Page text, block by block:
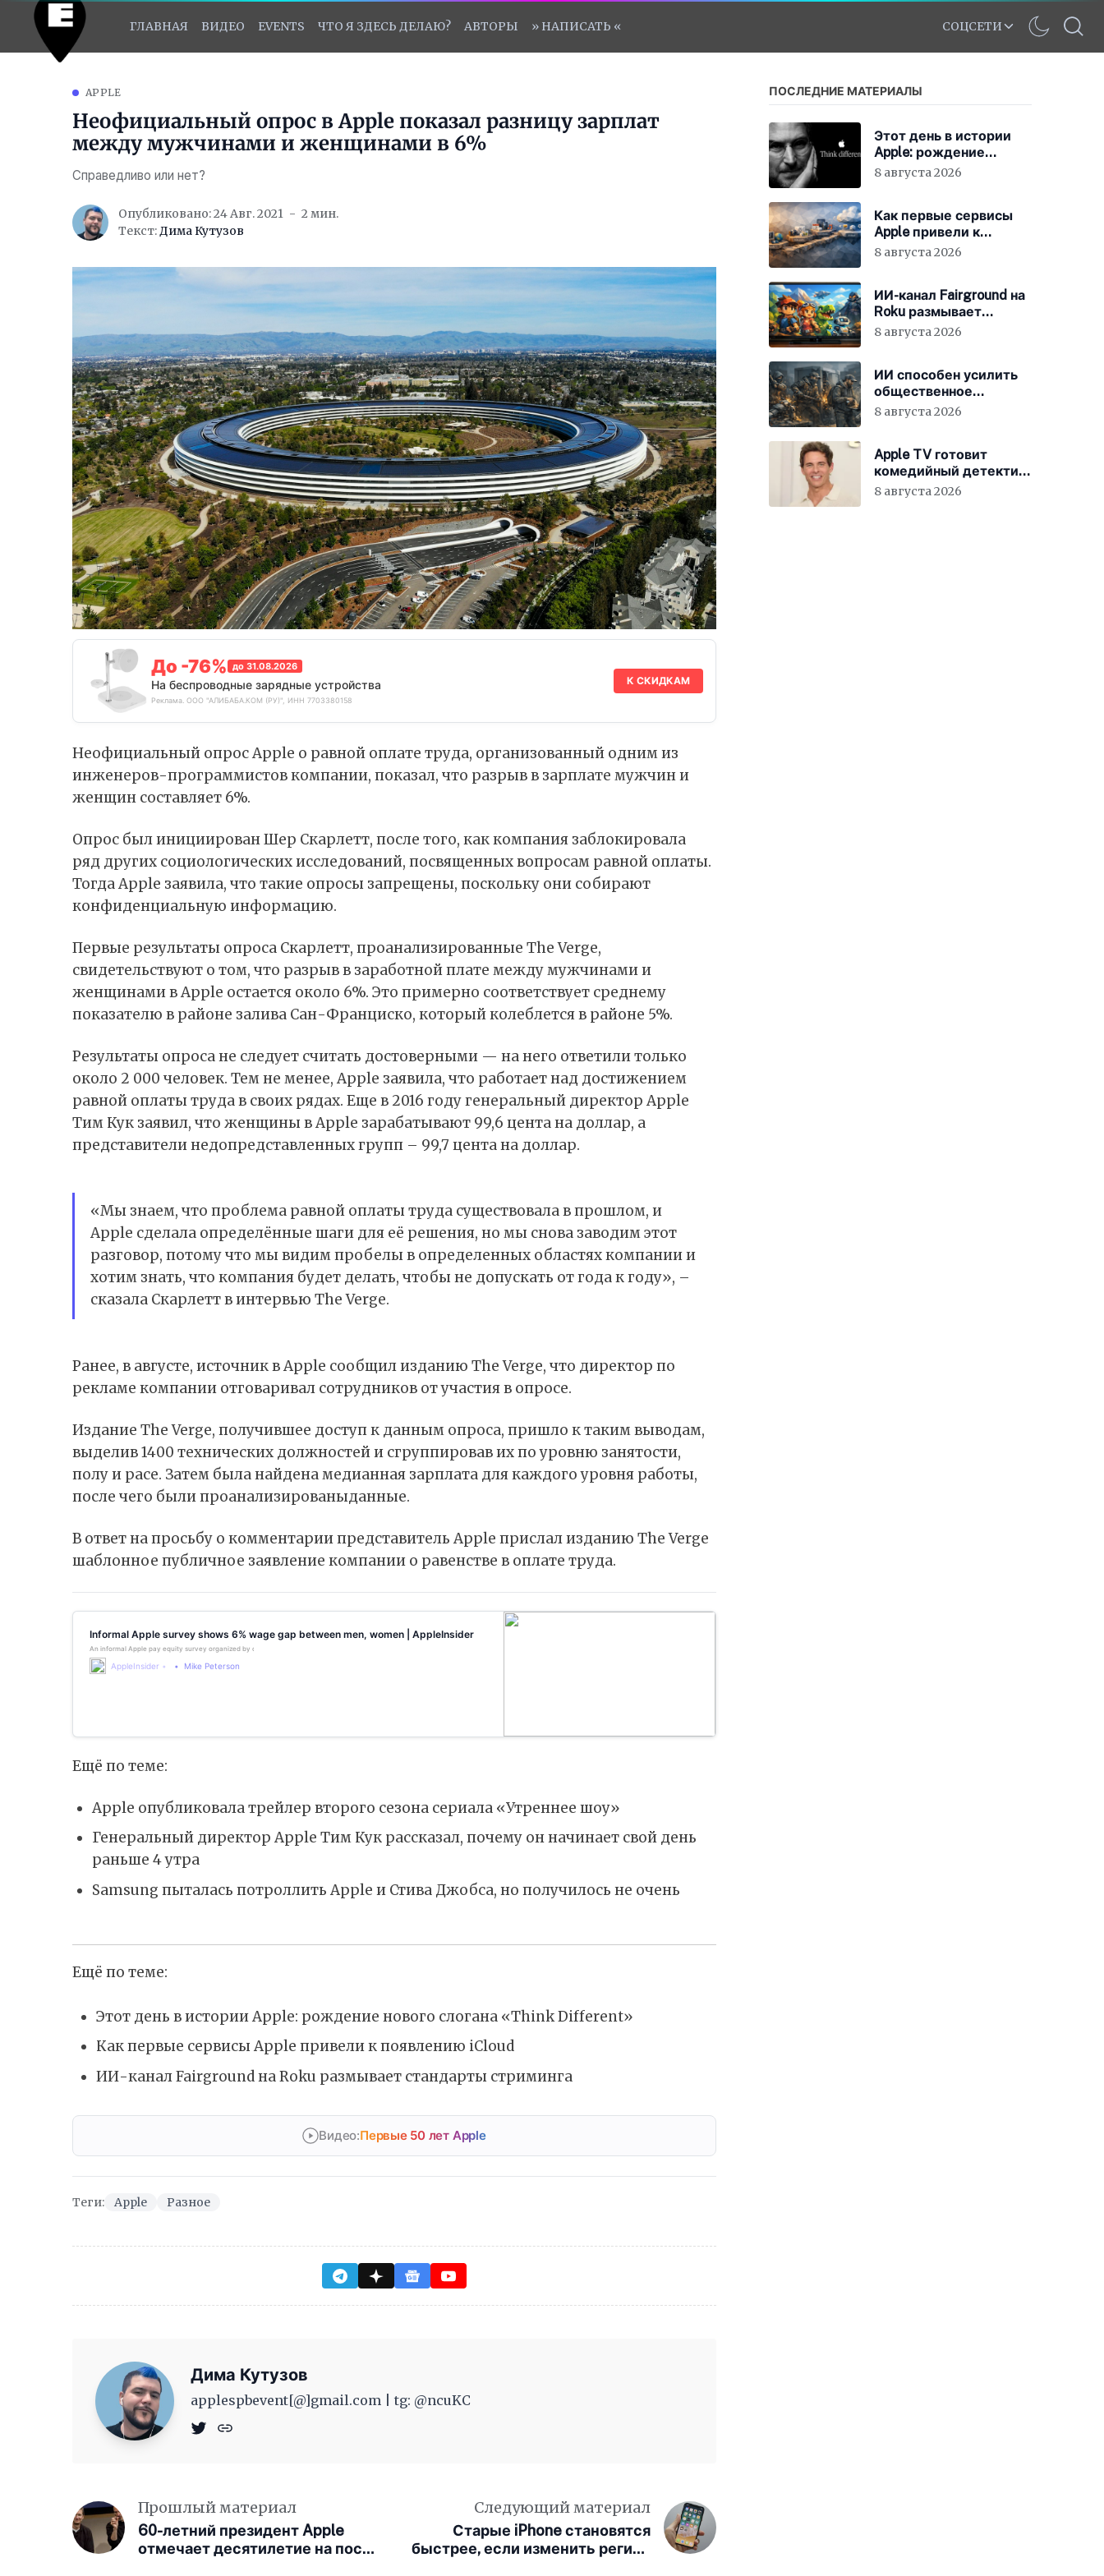
ГЛАВНАЯ ВИДЕО EVENTS ЧТО Я ЗДЕСЬ ДЕЛАЮ? АВТОРЫ » НАПИСАТЬ « СОЦСЕТИ
APPLE
Неофициальный опрос в Apple показал разницу зарплат
между мужчинами и женщинами в 6%
Справедливо или нет?
Опубликовано: 24 Авг. 2021
2 мин.
Текст:Дима Кутузов
До -76% до 31.08.2026
На беспроводные зарядные устройства
Реклама. ООО "АЛИБАБА.КОМ (РУ)", ИНН 7703380158
К СКИДКАМ
Неофициальный опрос Apple о равной оплате труда, организованный одним из
инженеров-программистов компании, показал, что разрыв в зарплате мужчин и
женщин составляет 6%.
Опрос был инициирован Шер Скарлетт, после того, как компания заблокировала
ряд других социологических исследований, посвященных вопросам равной оплаты.
Тогда Apple заявила, что такие опросы запрещены, поскольку они собирают
конфиденциальную информацию.
Первые результаты опроса Скарлетт, проанализированные The Verge,
свидетельствуют о том, что разрыв в заработной плате между мужчинами и
женщинами в Apple остается около 6%. Это примерно соответствует среднему
показателю в районе залива Сан-Франциско, который колеблется в районе 5%.
Результаты опроса не следует считать достоверными — на него ответили только
около 2 000 человек. Тем не менее, Apple заявила, что работает над достижением
равной оплаты труда в своих рядах. Еще в 2016 году генеральный директор Apple
Тим Кук заявил, что женщины в Apple зарабатывают 99,6 цента на доллар, а
представители недопредставленных групп – 99,7 цента на доллар.
«Мы знаем, что проблема равной оплаты труда существовала в прошлом, и
Apple сделала определённые шаги для её решения, но мы снова заводим этот
разговор, потому что мы видим пробелы в определенных областях компании и
хотим знать, что компания будет делать, чтобы не допускать от года к году», –
сказала Скарлетт в интервью The Verge.
Ранее, в августе, источник в Apple сообщил изданию The Verge, что директор по
рекламе компании отговаривал сотрудников от участия в опросе.
Издание The Verge, получившее доступ к данным опроса, пришло к таким выводам,
выделив 1400 технических должностей и сгруппировав их по уровню занятости,
полу и расе. Затем была найдена медианная зарплата для каждого уровня работы,
после чего были проанализированыданные.
В ответ на просьбу о комментарии представитель Apple прислал изданию The Verge
шаблонное публичное заявление компании о равенстве в оплате труда.
Informal Apple survey shows 6% wage gap between men, women | AppleInsider
An informal Apple pay equity survey organized by one of the company’s software engineers shows a 6% wage gap between the salaries of men and women.
AppleInsider Mike Peterson
Ещё по теме:
Apple опубликовала трейлер второго сезона сериала «Утреннее шоу»
Генеральный директор Apple Тим Кук рассказал, почему он начинает свой день
раньше 4 утра
Samsung пыталась потроллить Apple и Стива Джобса, но получилось не очень
Ещё по теме:
Этот день в истории Apple: рождение нового слогана «Think Different»
Как первые сервисы Apple привели к появлению iCloud
ИИ-канал Fairground на Roku размывает стандарты стриминга
Видео:Первые 50 лет Apple
Теги: Apple Разное
Дима Кутузов
applespbevent[@]gmail.com | tg: @ncuKC
Прошлый материал
60-летний президент Apple
отмечает десятилетие на посту
Следующий материал
Старые iPhone становятся
быстрее, если изменить регион
ПОСЛЕДНИЕ МАТЕРИАЛЫ
Этот день в истории
Apple: рождение
нового слогана «Think
8 августа 2026
Как первые сервисы
Apple привели к
появлению iCloud
8 августа 2026
ИИ-канал Fairground на
Roku размывает
стандарты стриминга
8 августа 2026
ИИ способен усилить
общественное
недовольство во всём
8 августа 2026
Apple TV готовит
комедийный детектив
с Джеймсом
8 августа 2026